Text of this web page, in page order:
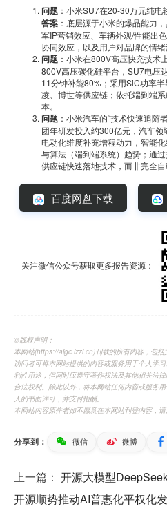
问题 ：小米SU7在20-30万元纯
答案 ：底层源于小米的爆品能力
军IP营销效应、车辆外观/性能出
协同效应，以及用户对品牌的情绪
问题 ：小米在800V高压快充技术
800V高压碳化硅平台，SU7电压
11分钟补能80%；采用SiC功率
凌、博世等供应链；依托端到端
本。
问题 ：小米汽车的“技术快速追随
团年研发投入约300亿元，汽车领
电动化维度补充增程动力，智能
与算法（端到端系统）趋势；通
供应链快速落地技术，而非完全自
百度网盘下载
关注微信公众号获取更多报告资源：
©️版权声明：
本网站(https://aigc.izzi.cn)刊载的所有内容，包括
访问者可将本网站提供的内容或服务用于个人学
利性用途，但同时应遵守著作权法及其他相关法
合法权利。除此以外，将本网站任何内容或服务
人的书面许可，并支付报酬。
本网站内容原作者如不愿意在本网站刊登内容，请
分享到： 微信 微博
上一篇： 开源大模型
开源顺势推动AI普惠化平权化